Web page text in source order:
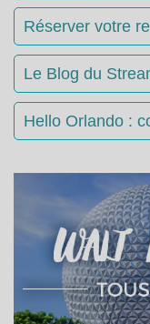
Réserver votre
Le Blog du
Hello Orlando :